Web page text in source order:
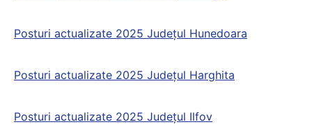
Posturi actualizate 2025 Județul Hunedoara
Posturi actualizate 2025 Județul Harghita
Posturi actualizate 2025 Județul Ilfov